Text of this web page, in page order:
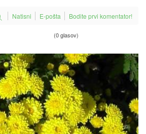
Natisni E-pošta Bodite prvi komentator!
(0 glasov)